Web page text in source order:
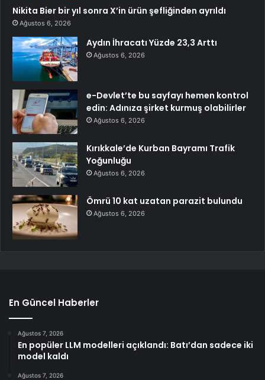
Nikita Bier bir yıl sonra X’in ürün şefliğinden ayrıldı
Ağustos 6, 2026
Aydın İhracatı Yüzde 23,3 Arttı
Ağustos 6, 2026
e-Devlet’te bu sayfayı hemen kontrol
edin: Adınıza şirket kurmuş olabilirler
Ağustos 6, 2026
Kırıkkale’de Kurban Bayramı Trafik
Yoğunluğu
Ağustos 6, 2026
Ömrü 10 kat uzatan parazit bulundu
Ağustos 6, 2026
En Güncel Haberler
Ağustos 7, 2026
En popüler LLM modelleri açıklandı: Batı’dan sadece iki
model kaldı
Ağustos 7, 2026